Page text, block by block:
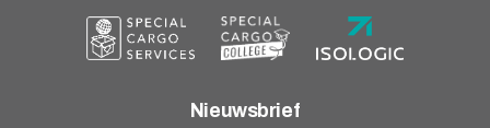
Nieuwsbrief